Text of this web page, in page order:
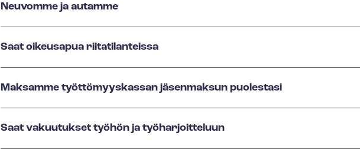
Neuvomme ja autamme
Saat oikeusapua riitatilanteissa
Maksamme työttömyyskassan jäsenmaksun puolestasi
Saat vakuutukset työhön ja työharjoitteluun